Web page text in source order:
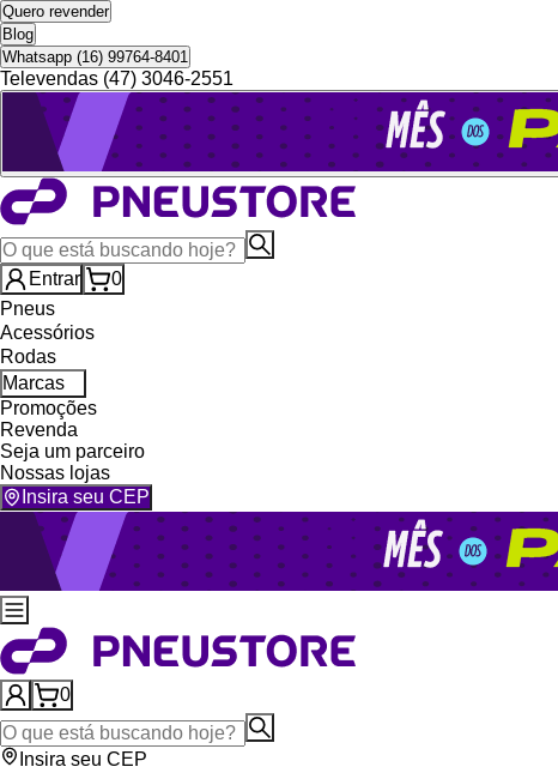
Quero revender
Blog
Whatsapp (16) 99764-8401
Televendas (47) 3046-2551
Entrar
0
Pneus
Acessórios
Rodas
Marcas
Promoções
Revenda
Seja um parceiro
Nossas lojas
Insira seu CEP
0
Insira seu CEP